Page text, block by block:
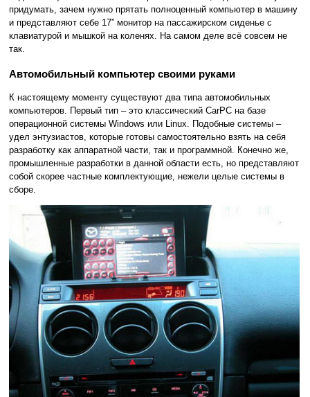
придумать, зачем нужно прятать полноценный компьютер в машину
и представляют себе 17” монитор на пассажирском сиденье с
клавиатурой и мышкой на коленях. На самом деле всё совсем не
так.
Автомобильный компьютер своими руками
К настоящему моменту существуют два типа автомобильных
компьютеров. Первый тип – это классический CarPC на базе
операционной системы Windows или Linux. Подобные системы –
удел энтузиастов, которые готовы самостоятельно взять на себя
разработку как аппаратной части, так и программной. Конечно же,
промышленные разработки в данной области есть, но представляют
собой скорее частные комплектующие, нежели целые системы в
сборе.